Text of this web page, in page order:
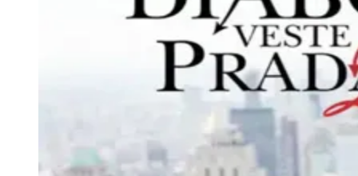
Mutinga Nova AldeinhaOsascoParque dos
Parque ImperialParque Santa LuziaParque VianaPirapora
Recanto PhrynéaSantana de
Vale do SolVila Barros Vila Boa VistaVila
Vila Márcia
Vila Nossa Sra. da
Divulgar Vagas
Publicidade Legal